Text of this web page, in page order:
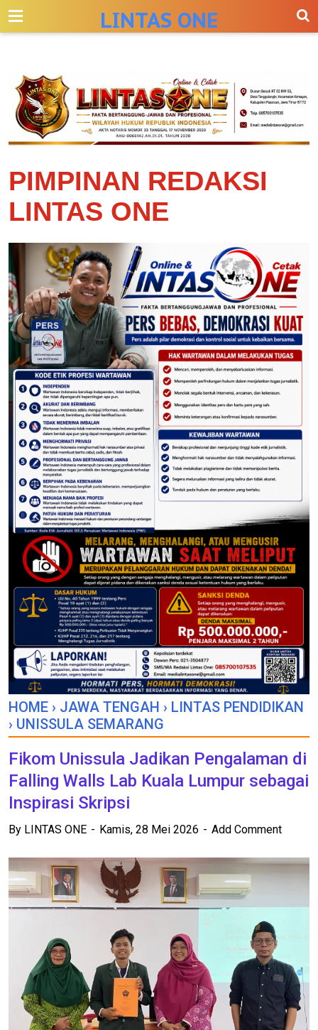
--> LINTAS ONE
PIMPINAN REDAKSI
LINTAS ONE
HOME › JAWA TENGAH › LINTAS PENDIDIKAN
› UNISSULA SEMARANG
Fikom Unissula Jadikan Pengalaman di
Falling Walls Lab Kuala Lumpur sebagai
Inspirasi Skripsi
By LINTAS ONE Kamis, 28 Mei 2026 Add Comment